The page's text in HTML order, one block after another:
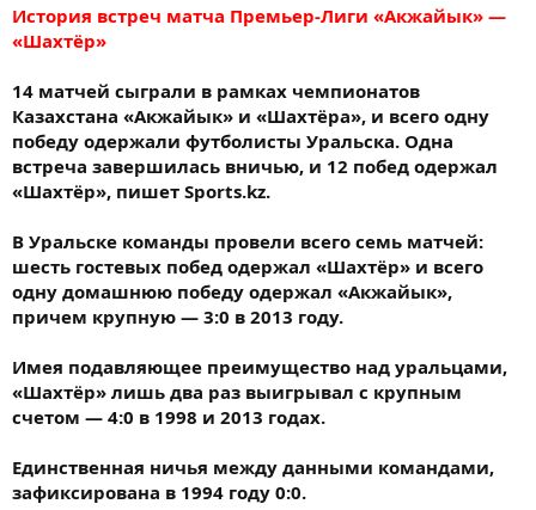
История встреч матча Премьер-Лиги «Акжайык» —
«Шахтёр»
14 матчей сыграли в рамках чемпионатов
Казахстана «Акжайык» и «Шахтёра», и всего одну
победу одержали футболисты Уральска. Одна
встреча завершилась вничью, и 12 побед одержал
«Шахтёр», пишет Sports.kz.
В Уральске команды провели всего семь матчей:
шесть гостевых побед одержал «Шахтёр» и всего
одну домашнюю победу одержал «Акжайык»,
причем крупную — 3:0 в 2013 году.
Имея подавляющее преимущество над уральцами,
«Шахтёр» лишь два раз выигрывал с крупным
счетом — 4:0 в 1998 и 2013 годах.
Единственная ничья между данными командами,
зафиксирована в 1994 году 0:0.